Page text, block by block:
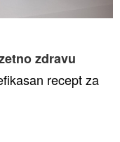
zdravu
recept za